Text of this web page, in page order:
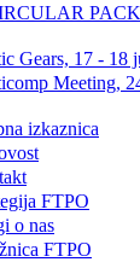
Gears, 17 - 18
Meeting,
izkaznica
FTPO
o nas
FTPO